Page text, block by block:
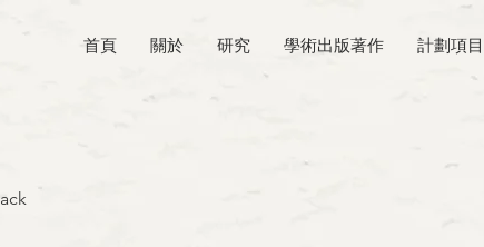
首頁 關於 研究 學術出版著作 計劃項目